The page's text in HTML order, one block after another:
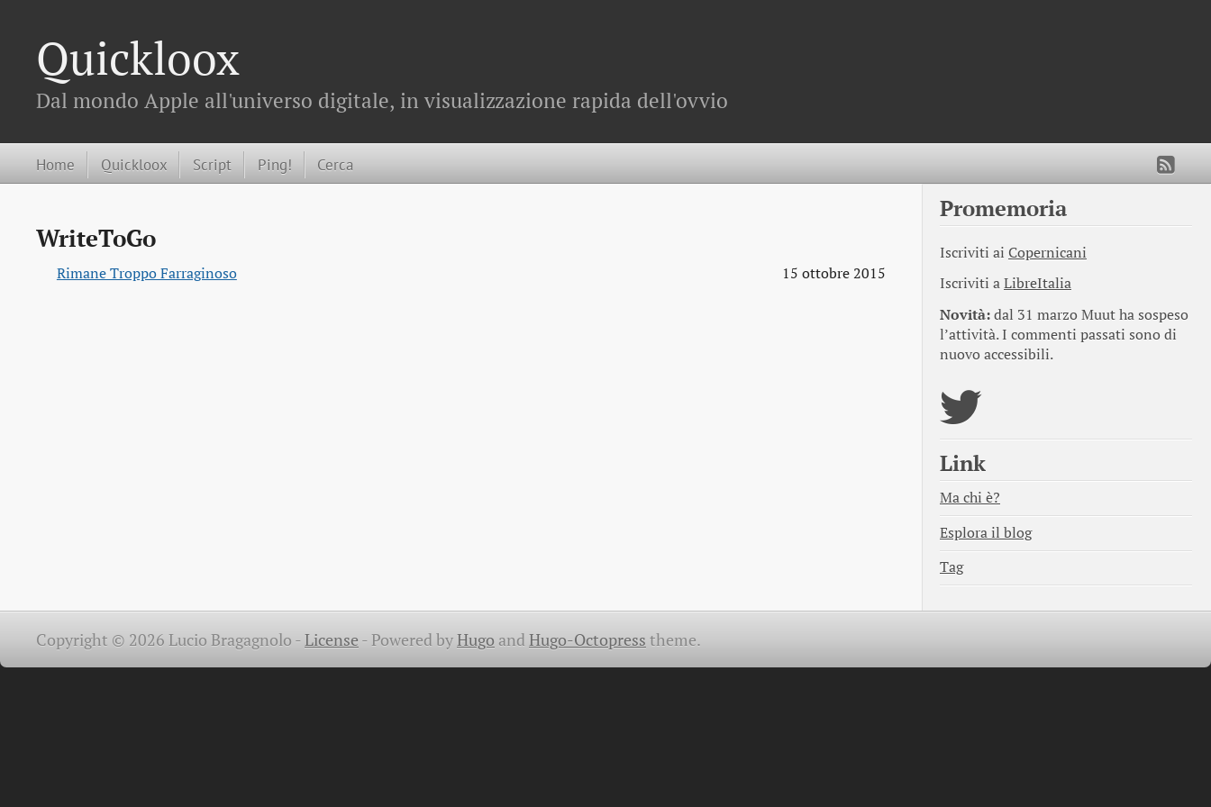
Quickloox
Dal mondo Apple all'universo digitale, in visualizzazione rapida dell'ovvio
Home Quickloox Script Ping! Cerca
WriteToGo
Rimane Troppo Farraginoso 15 ottobre 2015
Promemoria
Iscriviti ai Copernicani
Iscriviti aLibreItalia
Novità:dal 31 marzo Muut ha sospeso
l’attività. I commenti passati sono di
nuovo accessibili.
Link
Ma chi è?
Esplora il blog
Tag
Copyright © 2026 Lucio Bragagnolo -License -Powered byHugoandHugo-Octopress theme.